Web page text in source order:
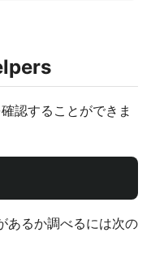
認することができま
あるか調べるには次の